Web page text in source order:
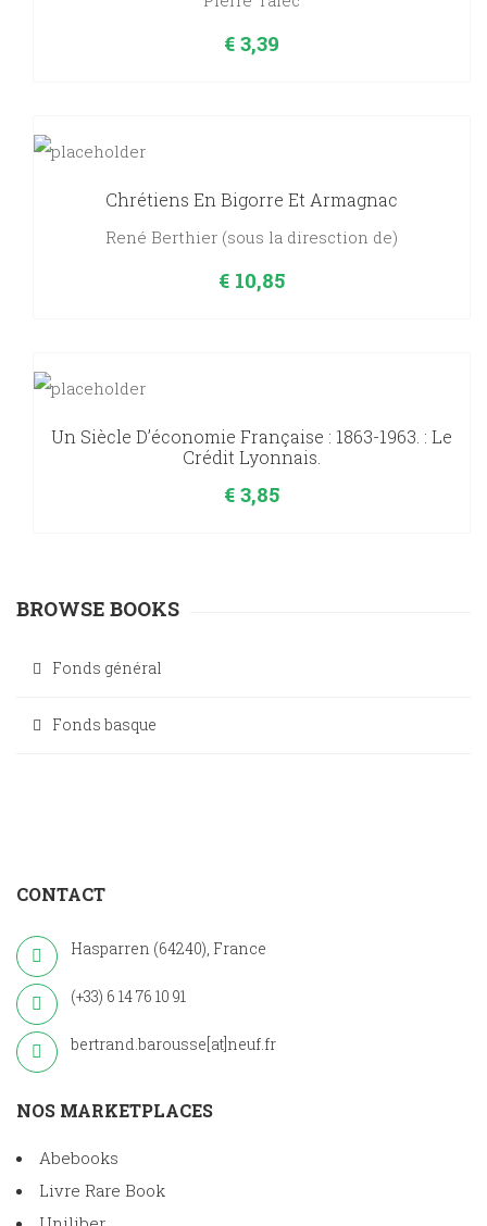
€ 3,39
Chrétiens En Bigorre Et Armagnac
René Berthier (sous la diresction de)
€ 10,85
Un Siècle D’économie Française : 1863-1963. : Le
Crédit Lyonnais.
€ 3,85
BROWSE BOOKS
Fonds général
Fonds basque
CONTACT
Hasparren (64240), France
(+33) 6 14 76 10 91
bertrand.barousse[at]neuf.fr
NOS MARKETPLACES
Abebooks
Livre Rare Book